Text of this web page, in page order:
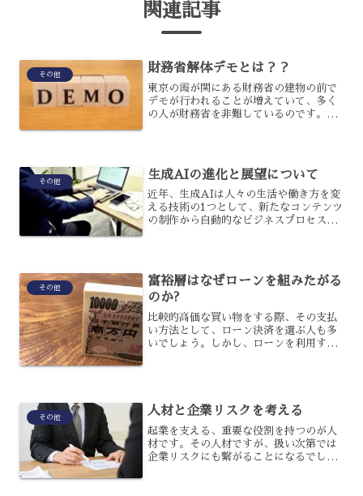
関連記事
その他 財務省解体デモとは？？
東京の霞が関にある財務省の建物の前で
デモが行われることが増えていて、多く
の人が財務省を非難しているのです。財
う意見も出ているのです。...
その他 生成AIの進化と展望について
近年、生成AIは人々の生活や働き方を変
える技術の1つとして、新たなコンテンツ
の制作から自動的なビジネスプロセスま
展望を持っているので...
その他
富裕層はなぜローンを組みたがる
のか?
比較的高価な買い物をする際、その支払
い方法として、ローン決済を選ぶ人も多
いでしょう。しかし、ローンを利用する
その他 人材と企業リスクを考える
起業を支える、重要な役割を持つのが人
材です。その人材ですが、扱い次第では
企業リスクにも繋がることになるでしょ